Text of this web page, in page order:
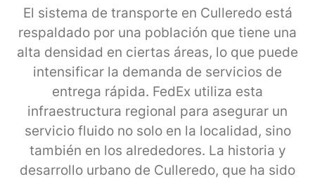
El sistema de transporte en Culleredo está
respaldado por una población que tiene una
alta densidad en ciertas áreas, lo que puede
intensificar la demanda de servicios de
entrega rápida. FedEx utiliza esta
infraestructura regional para asegurar un
servicio fluido no solo en la localidad, sino
también en los alrededores. La historia y
desarrollo urbano de Culleredo, que ha sido